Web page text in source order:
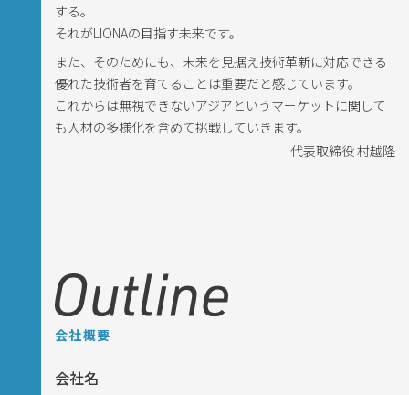
する。
それがLIONAの目指す未来です。
また、そのためにも、未来を見据え技術革新に対応できる
優れた技術者を育てることは重要だと感じています。
これからは無視できないアジアというマーケットに関して
も人材の多様化を含めて挑戦していきます。
代表取締役 村越隆
会社概要
会社名